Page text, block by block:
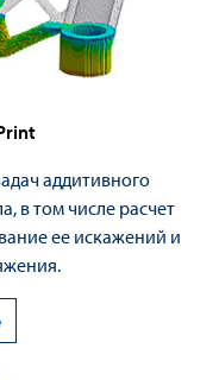
аддитивного
в том числе расчет
ее искажений и